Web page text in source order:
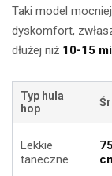
Taki model
dyskomfort,
dłużej niż 10-15
Typ hula
hop
Lekkie
taneczne